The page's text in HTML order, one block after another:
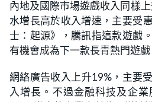
內地及國際市場遊戲收入同樣
水增長高於收入增速，主要受
士：起源》，騰訊指這款遊戲
有機會成為下一款長青熱門遊戲
網絡廣告收入上升19%，主要
入增長。不過金融科技及企